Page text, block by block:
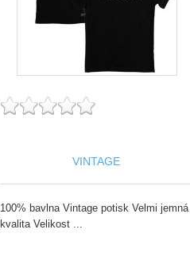
VINTAGE
100% bavlna Vintage potisk Velmi jemná
kvalita Velikost ...